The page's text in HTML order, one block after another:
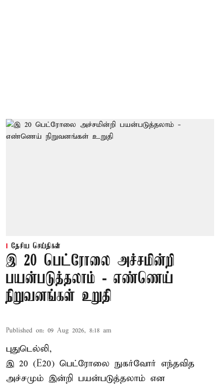
தேசிய செய்திகள்
இ 20 பெட்ரோலை அச்சமின்றி
பயன்படுத்தலாம் - எண்ணெய்
நிறுவனங்கள் உறுதி
Published on: 09 Aug 2026, 8:18 am
புதுடெல்லி,
இ 20 (E20) பெட்ரோலை நுகர்வோர் எந்தவித
அச்சமும் இன்றி பயன்படுத்தலாம் என